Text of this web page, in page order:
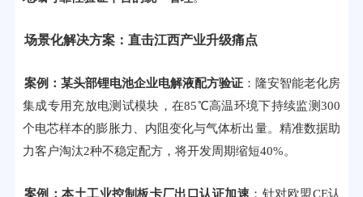
场景化解决方案：直击江西产业升级痛点
案例：某头部锂电池企业电解液配方验证 ：隆安智能老化房
集成专用充放电测试模块，在85℃高温环境下持续监测300
个电芯样本的膨胀力、内阻变化与气体析出量。精准数据助
力客户淘汰2种不稳定配方，将开发周期缩短40%。
案例：本土工业控制板卡厂出口认证加速 ：针对欧盟CE认